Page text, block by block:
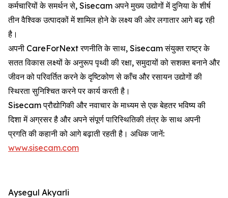
कर्मचारियों के समर्थन से, Sisecam अपने मुख्य उद्योगों में दुनिया के शीर्ष
तीन वैश्विक उत्पादकों में शामिल होने के लक्ष्य की ओर लगातार आगे बढ़ रही
है।
अपनी CareForNext रणनीति के साथ, Sisecam संयुक्त राष्ट्र के
सतत विकास लक्ष्यों के अनुरूप पृथ्वी की रक्षा, समुदायों को सशक्त बनाने और
जीवन को परिवर्तित करने के दृष्टिकोण से काँच और रसायन उद्योगों की
स्थिरता सुनिश्चित करने पर कार्य करती है।
Sisecam प्रौद्योगिकी और नवाचार के माध्यम से एक बेहतर भविष्य की
दिशा में अग्रसर है और अपने संपूर्ण पारिस्थितिकी तंत्र के साथ अपनी
प्रगति की कहानी को आगे बढ़ाती रहती है। अधिक जानें:
www.sisecam.com
Aysegul Akyarli